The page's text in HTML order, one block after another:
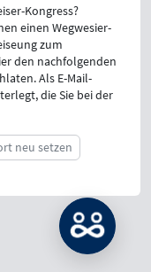
Kongress?
einen Wegwesier-
zum
den nachfolgenden
Als E-Mail-
die Sie bei der
neu setzen